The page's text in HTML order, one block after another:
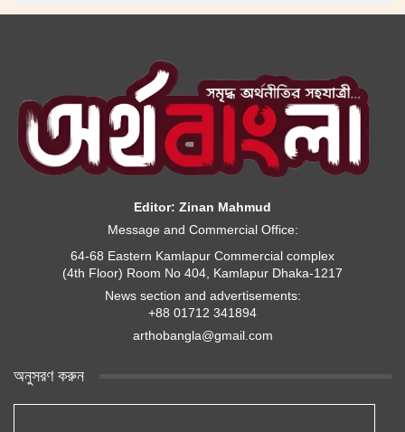
Editor: Zinan Mahmud
Message and Commercial Office:
64-68 Eastern Kamlapur Commercial complex
(4th Floor) Room No 404, Kamlapur Dhaka-1217
News section and advertisements:
+88 01712 341894
arthobangla@gmail.com
অনুসরণ করুন